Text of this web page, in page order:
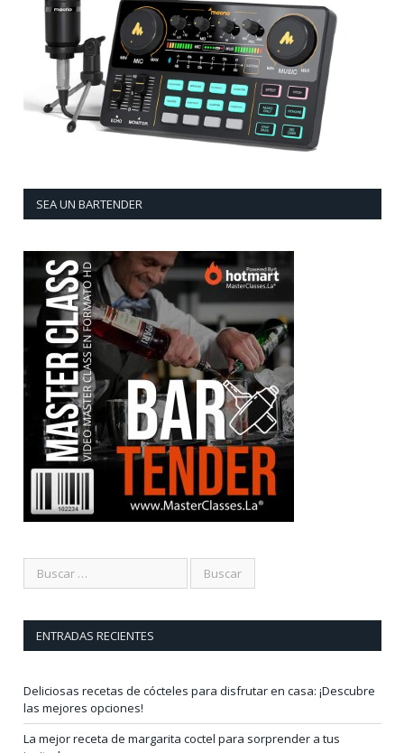
SEA UN BARTENDER
ENTRADAS RECIENTES
Deliciosas recetas de cócteles para disfrutar en casa: ¡Descubre
las mejores opciones!
La mejor receta de margarita coctel para sorprender a tus